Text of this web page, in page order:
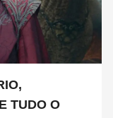
TUDO O